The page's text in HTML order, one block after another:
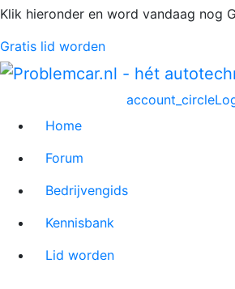
Klik hieronder en word vandaag nog
Gratis lid worden
account_circle
Home
Forum
Bedrijvengids
Kennisbank
Lid worden